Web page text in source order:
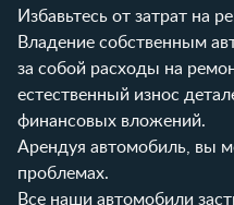
Избавьтесь от затрат на
Владение собственным
за собой расходы на
естественный износ
финансовых вложений.
Арендуя автомобиль, вы
проблемах.
Все наши автомобили